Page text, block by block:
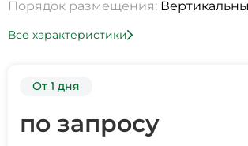
Порядок размещения:
Все характеристики
От 1 дня
по запросу